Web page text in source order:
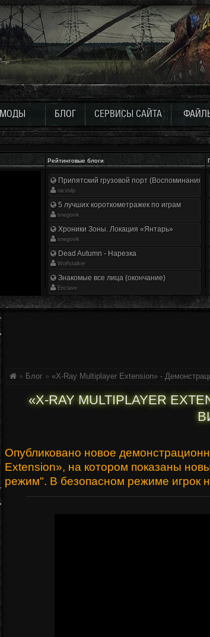
МОДЫ БЛОГ СЕРВИСЫ САЙТА
Рейтинговые блоги
Припятский грузовой порт (Воспоминания
racindp
5 лучших короткометражек по играм
snegovik
Хроники Зоны. Локация «Янтарь»
snegovik
Dead Autumn - Нарезка
Wolfstalker
Знакомые все лица (окончание)
Enclave
» Блог » «X-Ray Multiplayer Extension» -
«X-RAY MULTIPLAYER
Опубликовано новое
Extension», на котором показаны
режим". В безопасном режиме игрок